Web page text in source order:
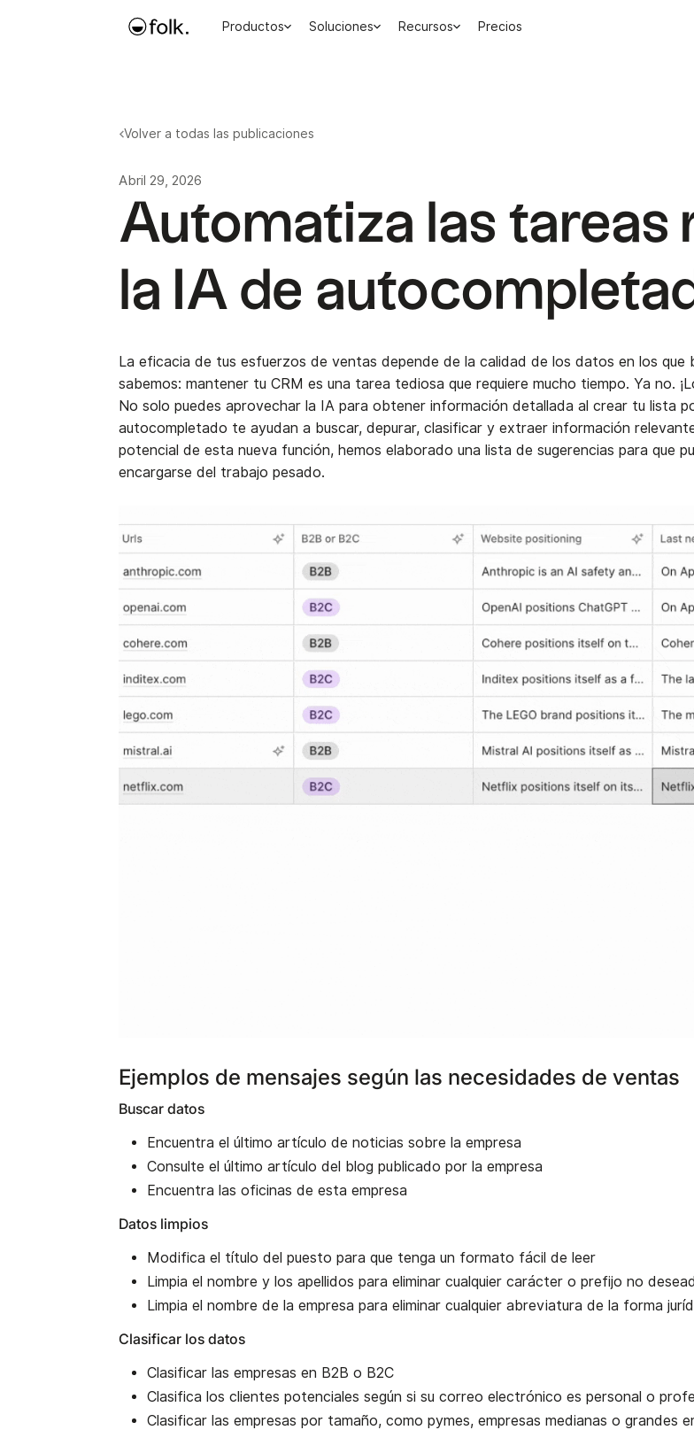
Productos Soluciones Recursos Precios
Volver a todas las publicaciones
Abril 29, 2026
Automatiza las tareas
la IA de
La eficacia de tus esfuerzos de ventas depende de la calidad de los datos en los
sabemos: mantener tu CRM es una tarea tediosa que requiere mucho tiempo. Ya no.
No solo puedes aprovechar la IA para obtener información detallada al crear tu lista
autocompletado te ayudan a buscar, depurar, clasificar y extraer información
potencial de esta nueva función, hemos elaborado una lista de sugerencias para que
encargarse del trabajo pesado.
Ejemplos de mensajes según las necesidades de ventas
Buscar datos
Encuentra el último artículo de noticias sobre la empresa
Consulte el último artículo del blog publicado por la empresa
Encuentra las oficinas de esta empresa
Datos limpios
Modifica el título del puesto para que tenga un formato fácil de leer
Limpia el nombre y los apellidos para eliminar cualquier carácter o prefijo no
Limpia el nombre de la empresa para eliminar cualquier abreviatura de la forma
Clasificar los datos
Clasificar las empresas en B2B o B2C
Clasifica los clientes potenciales según si su correo electrónico es personal o
Clasificar las empresas por tamaño, como pymes, empresas medianas o grandes